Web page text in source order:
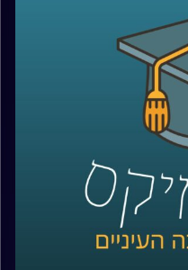
שלנו והבריאות
גם חשוב